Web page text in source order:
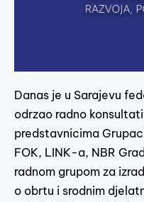
Danas je u Sarajevu
odrzao radno
predstavnicima
FOK, LINK-a, NBR
radnom grupom za
o obrtu i srodnim